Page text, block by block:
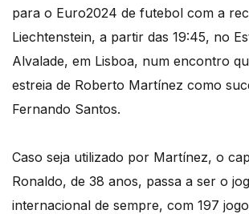
para o Euro2024 de futebol com a
Liechtenstein, a partir das 19:45, no
Alvalade, em Lisboa, num encontro
estreia de Roberto Martínez como
Fernando Santos.
Caso seja utilizado por Martínez, o
Ronaldo, de 38 anos, passa a ser o
internacional de sempre, com 197